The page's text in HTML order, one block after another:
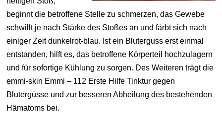
beginnt die betroffene Stelle zu schmerzen, das Gewebe
schwillt je nach Stärke des Stoßes an und färbt sich nach
einiger Zeit dunkelrot-blau. Ist ein Bluterguss erst einmal
entstanden, hilft es, das betroffene Körperteil hochzulagern
und für sofortige Kühlung zu sorgen. Des Weiteren trägt die
emmi-skin Emmi – 112 Erste Hilfe Tinktur gegen
Blutergüsse und zur besseren Abheilung des bestehenden
Hämatoms bei.